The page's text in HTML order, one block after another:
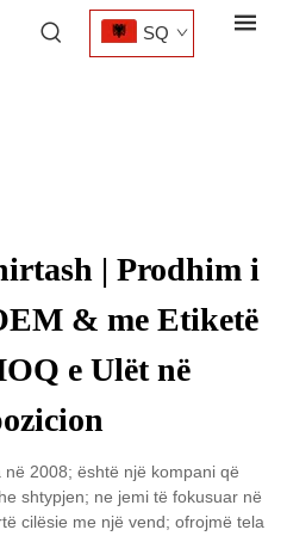
SQ
| Prodhim i
& me Etiketë
e Ulët në
në 2008; është një kompani që
shtypjen; ne jemi të fokusuar në
cilësie me një vend; ofrojmë tela